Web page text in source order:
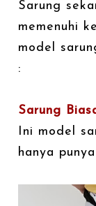
Sarung
memenuhi
model
:
Sarung
Ini model
hanya